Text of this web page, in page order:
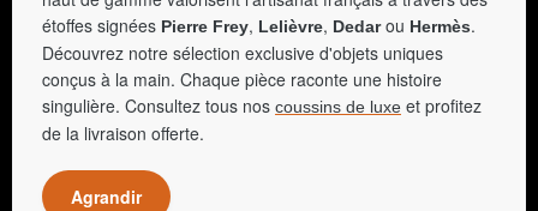
étoffes signées Pierre Frey, Lelièvre, Dedarou Hermès.
Découvrez notre sélection exclusive d'objets uniques
conçus à la main. Chaque pièce raconte une histoire
singulière. Consultez tous nos coussins de luxe et profitez
de la livraison offerte.
Agrandir